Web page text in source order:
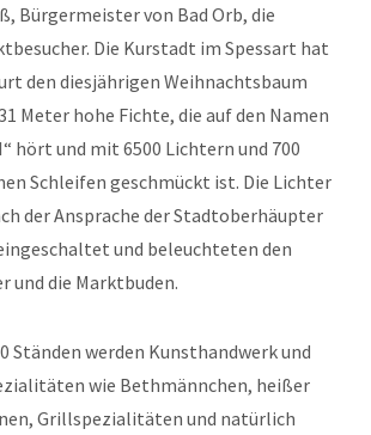
Bürgermeister von Bad Orb, die
Die Kurstadt im Spessart hat
den diesjährigen Weihnachtsbaum
Meter hohe Fichte, die auf den Namen
hört und mit 6500 Lichtern und 700
Schleifen geschmückt ist. Die Lichter
der Ansprache der Stadtoberhäupter
und beleuchteten den
und die Marktbuden.
Ständen werden Kunsthandwerk und
wie Bethmännchen, heißer
Grillspezialitäten und natürlich